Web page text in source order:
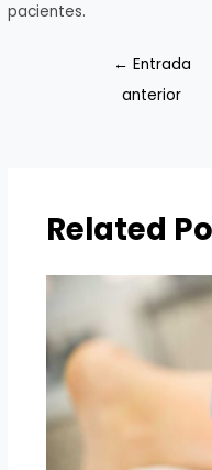
pacientes.
← Entrada
anterior
Related